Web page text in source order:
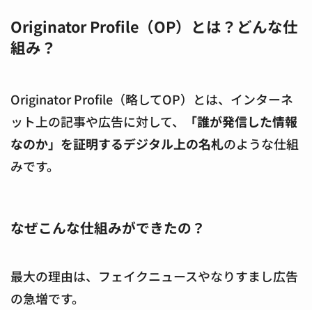
Originator Profile（OP）とは？どんな仕
組み？
Originator Profile（略してOP）とは、インターネ
ット上の記事や広告に対して、
「誰が発信した情報
なのか」を証明するデジタル上の名札のような仕組
みです。
なぜこんな仕組みができたの？
最大の理由は、フェイクニュースやなりすまし広告
の急増です。